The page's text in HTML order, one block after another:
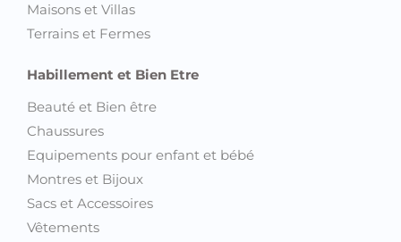
Maisons et Villas
Terrains et Fermes
Habillement et Bien Etre
Beauté et Bien être
Chaussures
Equipements pour enfant et bébé
Montres et Bijoux
Sacs et Accessoires
Vêtements